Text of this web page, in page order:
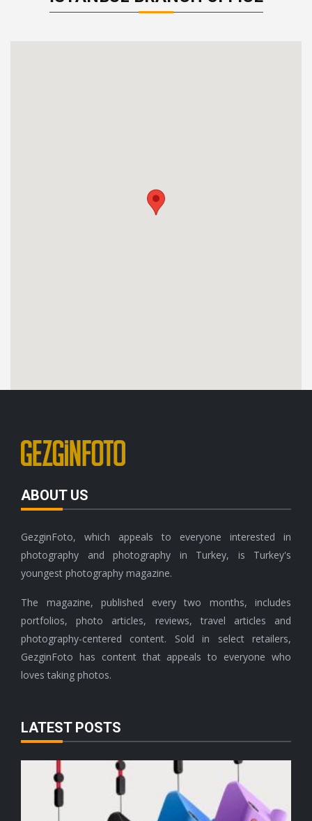
ABOUT US
GezginFoto, which appeals to everyone interested in
photography and photography in Turkey, is Turkey's
youngest photography magazine.
The magazine, published every two months, includes
portfolios, photo articles, reviews, travel articles and
photography-centered content. Sold in select retailers,
GezginFoto has content that appeals to everyone who
loves taking photos.
LATEST POSTS